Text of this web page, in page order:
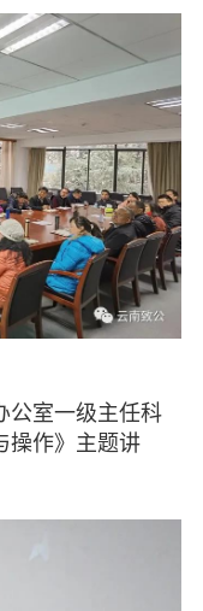
室一级主任科
操作》主题讲